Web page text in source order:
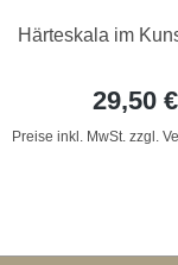
Härteskala im
29,50 €
Preise inkl. MwSt. zzgl.